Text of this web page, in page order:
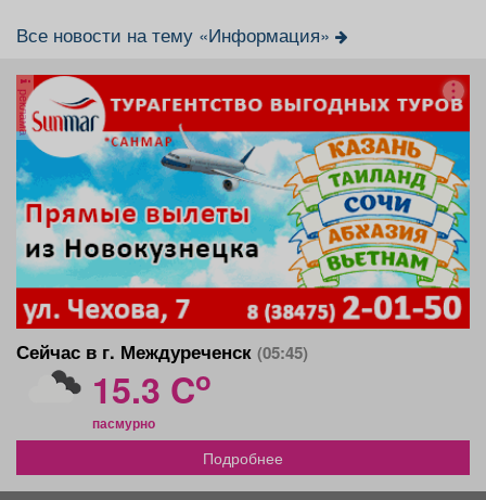
Все новости на тему «Информация»
реклама
Сейчас в г. Междуреченск (05:45)
15.3 Co
пасмурно
Подробнее